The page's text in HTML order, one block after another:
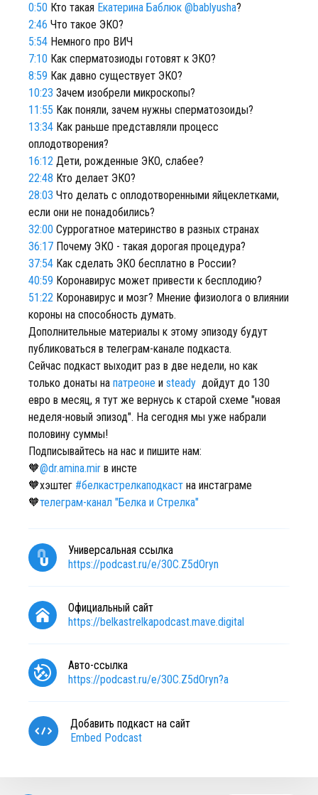
0:50 Кто такая Екатерина Баблюк @bablyusha?
2:46 Что такое ЭКО?
5:54 Немного про ВИЧ
7:10 Как сперматозиоды готовят к ЭКО?
8:59 Как давно существует ЭКО?
10:23 Зачем изобрели микроскопы?
11:55 Как поняли, зачем нужны сперматозоиды?
13:34 Как раньше представляли процесс
оплодотворения?
16:12 Дети, рожденные ЭКО, слабее?
22:48 Кто делает ЭКО?
28:03 Что делать с оплодотворенными яйцеклетками,
если они не понадобились?
32:00 Суррогатное материнство в разных странах
36:17 Почему ЭКО - такая дорогая процедура?
37:54 Как сделать ЭКО бесплатно в России?
40:59 Коронавирус может привести к бесплодию?
51:22 Коронавирус и мозг? Мнение физиолога о влиянии
короны на способность думать.
Дополнительные материалы к этому эпизоду будут
публиковаться в телеграм-канале подкаста.
Сейчас подкаст выходит раз в две недели, но как
только донаты на патреоне и steady дойдут до 130
евро в месяц, я тут же вернусь к старой схеме "новая
неделя-новый эпизод". На сегодня мы уже набрали
половину суммы!
Подписывайтесь на нас и пишите нам:
🧡@dr.amina.mir в инсте
🧡хэштег #белкастрелкаподкаст на инстаграме
🧡телеграм-канал "Белка и Стрелка"
Универсальная ссылка
https://podcast.ru/e/30C.Z5dOryn
Официальный сайт
https://belkastrelkapodcast.mave.digital
Авто-ссылка
https://podcast.ru/e/30C.Z5dOryn?a
Добавить подкаст на сайт
Embed Podcast